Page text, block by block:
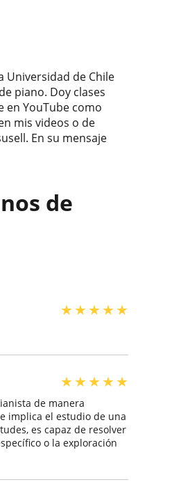
Universidad de Chile
piano. Doy clases
en YouTube como
mis videos o de
En su mensaje
de
★★★★★
★★★★★
de manera
implica el estudio de una
es capaz de resolver
o la exploración